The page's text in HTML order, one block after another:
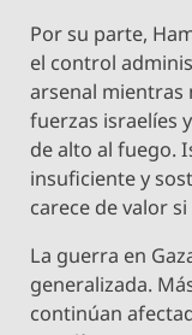
Por su parte,
el control
arsenal mientras
fuerzas israelíes
de alto al fuego.
insuficiente y
carece de valor
La guerra en
generalizada.
continúan